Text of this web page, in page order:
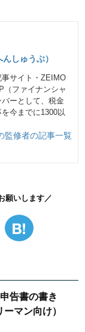
しゅうぶ）
サイト・ZEIMO
（ファイナンシャ
ーとして、税金
今までに1300以
監修者の記事一覧
願いします／
告書の書き
マン向け）